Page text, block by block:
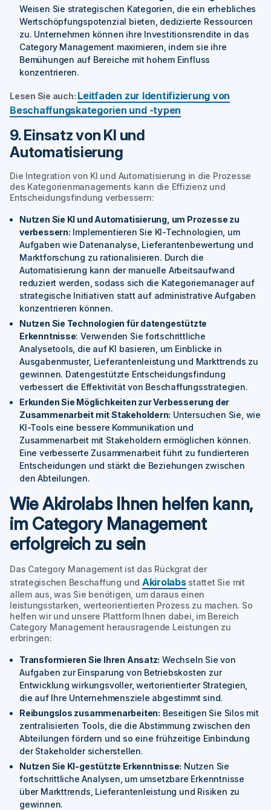
Weisen Sie strategischen Kategorien, die ein erhebliches
Wertschöpfungspotenzial bieten, dedizierte Ressourcen
zu. Unternehmen können ihre Investitionsrendite in das
Category Management maximieren, indem sie ihre
Bemühungen auf Bereiche mit hohem Einfluss
konzentrieren.
Lesen Sie auch: Leitfaden zur Identifizierung von
Beschaffungskategorien und -typen
9. Einsatz von KI und
Automatisierung
Die Integration von KI und Automatisierung in die Prozesse
des Kategorienmanagements kann die Effizienz und
Entscheidungsfindung verbessern:
Nutzen Sie KI und Automatisierung, um Prozesse zu
verbessern: Implementieren Sie KI-Technologien, um
Aufgaben wie Datenanalyse, Lieferantenbewertung und
Marktforschung zu rationalisieren. Durch die
Automatisierung kann der manuelle Arbeitsaufwand
reduziert werden, sodass sich die Kategoriemanager auf
strategische Initiativen statt auf administrative Aufgaben
konzentrieren können.
Nutzen Sie Technologien für datengestützte
Erkenntnisse: Verwenden Sie fortschrittliche
Analysetools, die auf KI basieren, um Einblicke in
Ausgabenmuster, Lieferantenleistung und Markttrends zu
gewinnen. Datengestützte Entscheidungsfindung
verbessert die Effektivität von Beschaffungsstrategien.
Erkunden Sie Möglichkeiten zur Verbesserung der
Zusammenarbeit mit Stakeholdern: Untersuchen Sie, wie
KI-Tools eine bessere Kommunikation und
Zusammenarbeit mit Stakeholdern ermöglichen können.
Eine verbesserte Zusammenarbeit führt zu fundierteren
Entscheidungen und stärkt die Beziehungen zwischen
den Abteilungen.
Wie Akirolabs Ihnen helfen kann,
im Category Management
erfolgreich zu sein
Das Category Management ist das Rückgrat der
strategischen Beschaffung und Akirolabsstattet Sie mit
allem aus, was Sie benötigen, um daraus einen
leistungsstarken, werteorientierten Prozess zu machen. So
helfen wir und unsere Plattform Ihnen dabei, im Bereich
Category Management herausragende Leistungen zu
erbringen:
Transformieren Sie Ihren Ansatz: Wechseln Sie von
Aufgaben zur Einsparung von Betriebskosten zur
Entwicklung wirkungsvoller, wertorientierter Strategien,
die auf Ihre Unternehmensziele abgestimmt sind.
Reibungslos zusammenarbeiten: Beseitigen Sie Silos mit
zentralisierten Tools, die die Abstimmung zwischen den
Abteilungen fördern und so eine frühzeitige Einbindung
der Stakeholder sicherstellen.
Nutzen Sie KI-gestützte Erkenntnisse: Nutzen Sie
fortschrittliche Analysen, um umsetzbare Erkenntnisse
über Markttrends, Lieferantenleistung und Risiken zu
gewinnen.